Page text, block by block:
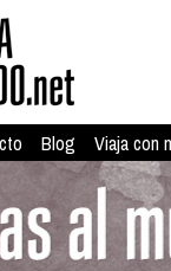
Blog Viaja con